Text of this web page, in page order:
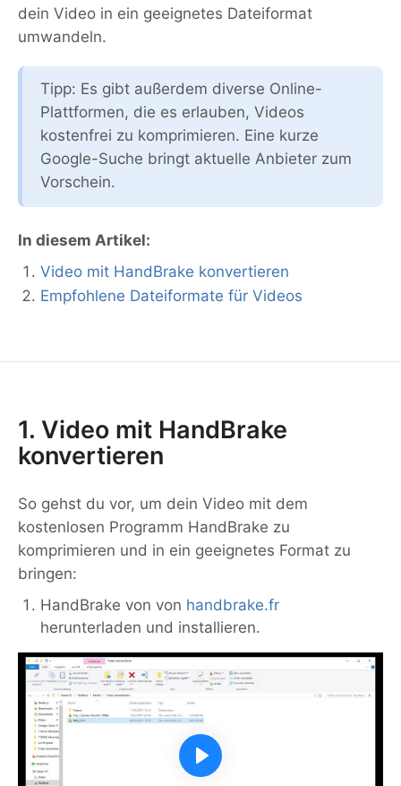
dein Video in ein geeignetes Dateiformat
umwandeln.
Tipp: Es gibt außerdem diverse Online-
Plattformen, die es erlauben, Videos
kostenfrei zu komprimieren. Eine kurze
Google-Suche bringt aktuelle Anbieter zum
Vorschein.
In diesem Artikel:
Video mit HandBrake konvertieren
Empfohlene Dateiformate für Videos
1. Video mit HandBrake
konvertieren
So gehst du vor, um dein Video mit dem
kostenlosen Programm HandBrake zu
komprimieren und in ein geeignetes Format zu
bringen:
HandBrake von von handbrake.fr
herunterladen und installieren.